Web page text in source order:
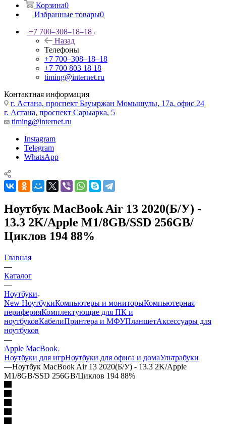
Корзина0
Избранные товары0
+7 700‒308‒18‒18
Назад
Телефоны
+7 700‒308‒18‒18
+7 700 803 18 18
timing@internet.ru
Контактная информация
г. Астана, проспект Бауыржан Момышулы, 17а, офис 24
г. Астана, проспект Сарыарка, 5
timing@internet.ru
Instagram
Telegram
WhatsApp
Ноутбук MacBook Air 13 2020(Б/У) -
13.3 2K/Apple M1/8GB/SSD 256GB/
Циклов 194 88%
Главная
—
Каталог
—
Ноутбуки
New НоутбукиКомпьютеры и мониторыКомпьютерная
периферияКомплектующие для ПК и
ноутбуковКабелиПринтера и МФУПланшетАксессуары для
ноутбуков
—
Apple MacBook
Ноутбуки для игрНоутбуки для офиса и домаУльтрабуки
—Ноутбук MacBook Air 13 2020(Б/У) - 13.3 2K/Apple
M1/8GB/SSD 256GB/Циклов 194 88%